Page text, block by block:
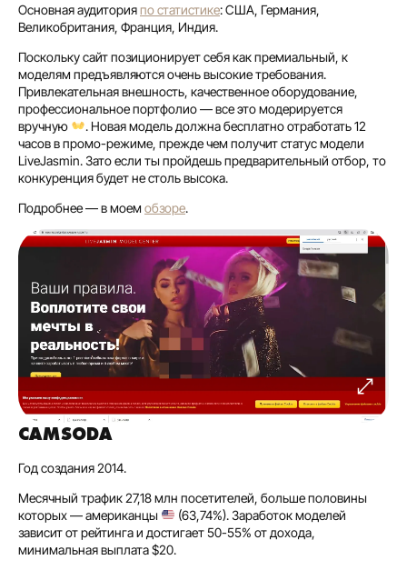
Основная аудиторияпо статистике: США, Германия,
Великобритания, Франция, Индия.
Поскольку сайт позиционирует себя как премиальный, к
моделям предъявляются очень высокие требования.
Привлекательная внешность, качественное оборудование,
профессиональное портфолио — все это модерируется
вручную
. Новая модель должна бесплатно отработать 12
часов в промо-режиме, прежде чем получит статус модели
LiveJasmin. Зато если ты пройдешь предварительный отбор, то
конкуренция будет не столь высока.
Подробнее — в моем обзоре.
CAMSODA
Год создания 2014.
Месячный трафик 27,18 млн посетителей, больше половины
которых — американцы
(63,74%). Заработок моделей
зависит от рейтинга и достигает 50-55% от дохода,
минимальная выплата $20.